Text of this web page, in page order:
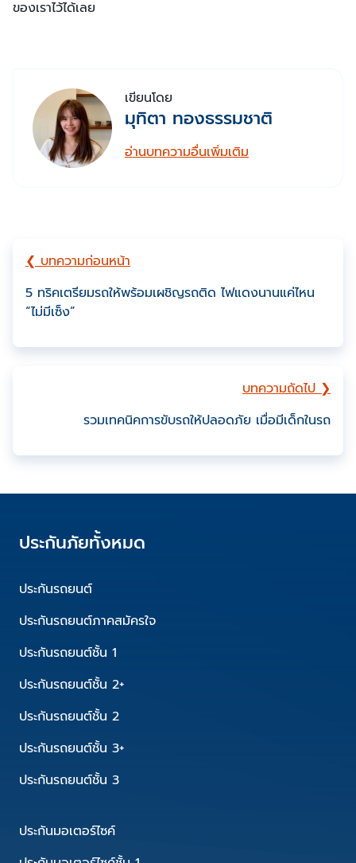
ของเราไว้ได้เลย
เขียนโดย
มุทิตา ทองธรรมชาติ
อ่านบทความอื่นเพิ่มเติม
❮ บทความก่อนหน้า
5 ทริคเตรียมรถให้พร้อมเผชิญรถติด ไฟแดงนานแค่ไหน
“ไม่มีเซ็ง”
บทความถัดไป ❯
รวมเทคนิคการขับรถให้ปลอดภัย เมื่อมีเด็กในรถ
ประกันภัยทั้งหมด
ประกันรถยนต์
ประกันรถยนต์ภาคสมัครใจ
ประกันรถยนต์ชั้น 1
ประกันรถยนต์ชั้น 2+
ประกันรถยนต์ชั้น 2
ประกันรถยนต์ชั้น 3+
ประกันรถยนต์ชั้น 3
ประกันมอเตอร์ไซค์